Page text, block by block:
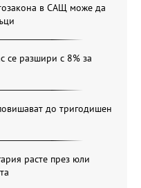
в САЩ може да
се разшири с 8% за
до тригодишен
расте през юли